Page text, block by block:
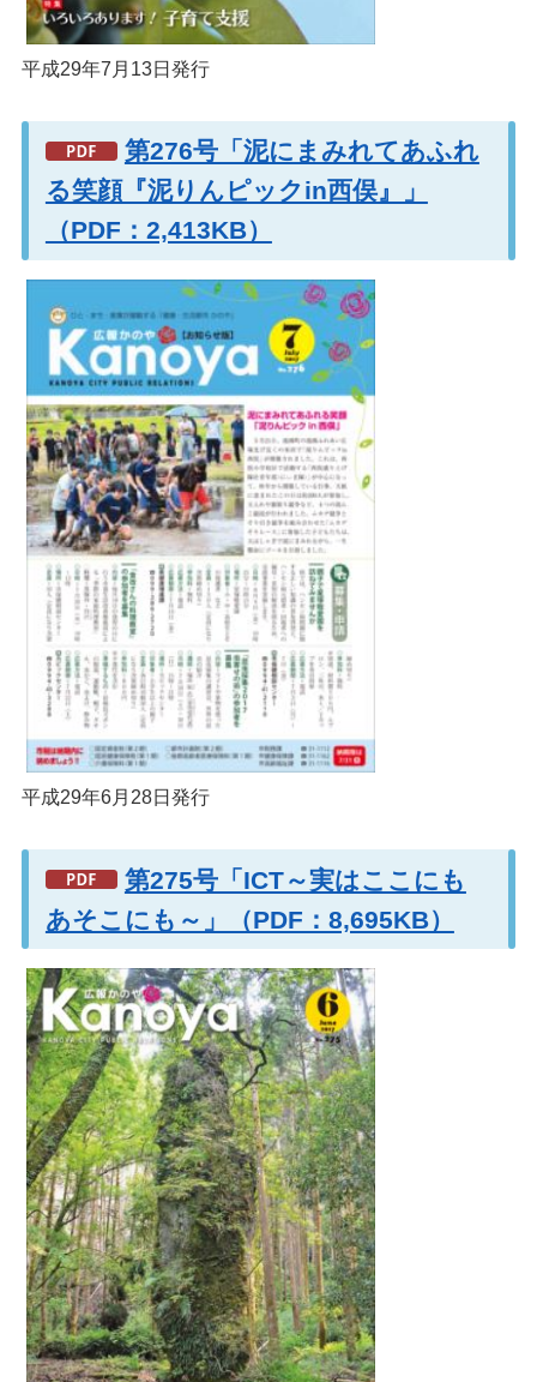
平成29年7月13日発行
第276号「泥にまみれてあふれ
る笑顔『泥りんピックin西俣』」
（PDF：2,413KB）
平成29年6月28日発行
第275号「ICT～実はここにも
あそこにも～」（PDF：8,695KB）